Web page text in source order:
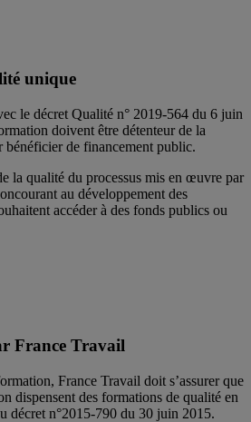
unique
le décret Qualité n° 2019-564 du 6 juin
doivent être détenteur de la
de financement public.
la qualité du processus mis en œuvre par
au développement des
accéder à des fonds publics ou
France Travail
France Travail doit s’assurer que
dispensent des formations de qualité en
décret n°2015-790 du 30 juin 2015.